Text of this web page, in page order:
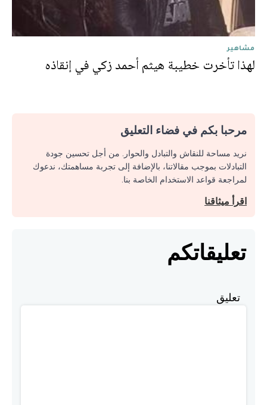
مشاهير
لهذا تأخرت خطيبة هيثم أحمد زكي في إنقاذه
مرحبا بكم في فضاء التعليق
نريد مساحة للنقاش والتبادل والحوار. من أجل تحسين جودة
التبادلات بموجب مقالاتنا، بالإضافة إلى تجربة مساهمتك، ندعوك
لمراجعة قواعد الاستخدام الخاصة بنا.
اقرأ ميثاقنا
تعليقاتكم
تعليق